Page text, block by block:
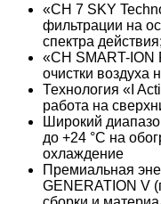
«СН 7 SKY
фильтрации на
спектра действия;
«СН SMART-ION
очистки воздуха
Технология «I
работа на
Широкий
до +24 °С на
охлаждение
Премиальная
GENERATION V